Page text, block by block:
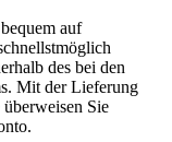
auf
des bei den
Mit der Lieferung
Sie